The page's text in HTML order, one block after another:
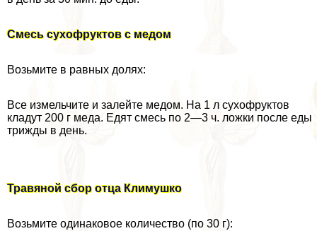
Смесь сухофруктов с медом
Возьмите в равных долях:
Все измельчите и залейте медом. На 1 л сухофруктов
кладут 200 г меда. Едят смесь по 2—3 ч. ложки после еды
трижды в день.
Травяной сбор отца Климушко
Возьмите одинаковое количество (по 30 г):